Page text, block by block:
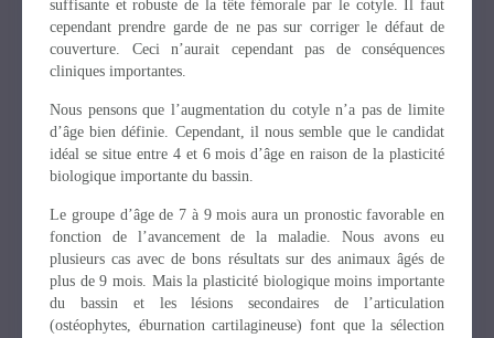
suffisante et robuste de la tête fémorale par le cotyle. Il faut
cependant prendre garde de ne pas sur corriger le défaut de
couverture. Ceci n’aurait cependant pas de conséquences
cliniques importantes.
Nous pensons que l’augmentation du cotyle n’a pas de limite
d’âge bien définie. Cependant, il nous semble que le candidat
idéal se situe entre 4 et 6 mois d’âge en raison de la plasticité
biologique importante du bassin.
Le groupe d’âge de 7 à 9 mois aura un pronostic favorable en
fonction de l’avancement de la maladie. Nous avons eu
plusieurs cas avec de bons résultats sur des animaux âgés de
plus de 9 mois. Mais la plasticité biologique moins importante
du bassin et les lésions secondaires de l’articulation
(ostéophytes, éburnation cartilagineuse) font que la sélection